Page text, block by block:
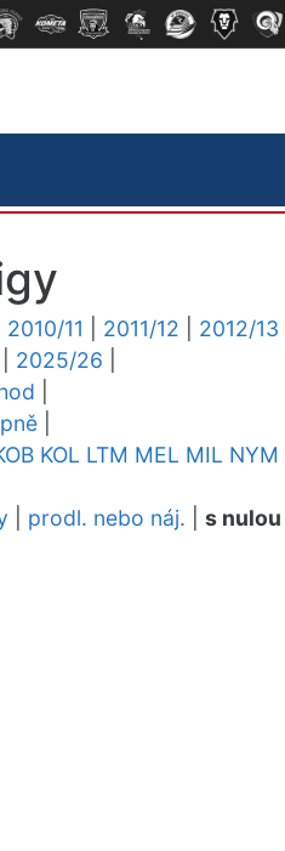
2010/11 2011/12 2012/13
2025/26
KOL LTM MEL MIL NYM
prodl. nebo náj. s nulou